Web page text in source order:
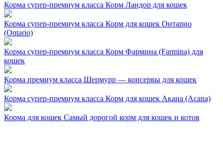
Корма супер-премиум класса Корм Ландор для кошек
Корма супер-премиум класса Корм для кошек Онтарио
(Ontario)
Корма супер-премиум класса Корм Фармина (Farmina) для
кошек
Корма премиум класса Шермурр — консервы для кошек
Корма супер-премиум класса Корм для кошек Акана (Acana)
Корма для кошек Самый дорогой корм для кошек и котов